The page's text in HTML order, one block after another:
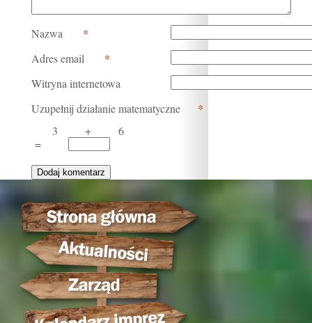
Nazwa *
Adres email *
Witryna internetowa
Uzupełnij działanie matematyczne
*
3 +
6
=